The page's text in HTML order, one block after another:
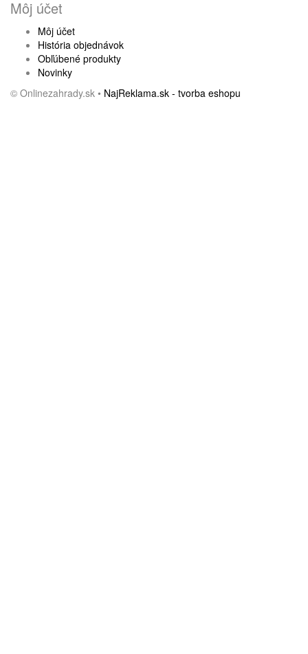
Môj účet
Môj účet
História objednávok
Obľúbené produkty
Novinky
© Onlinezahrady.sk • NajReklama.sk - tvorba eshopu